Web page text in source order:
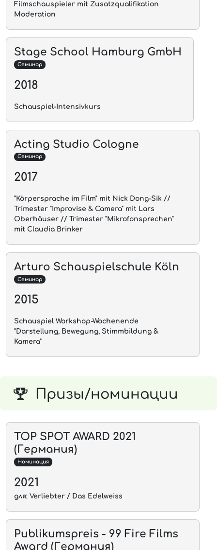
Filmschauspieler mit Zusatzqualifikation
Moderation
Stage School Hamburg GmbH
Семинар
2018
Schauspiel-Intensivkurs
Acting Studio Cologne
Семинар
2017
"Körpersprache im Film" mit Nick Dong-Sik //
Trimester "Improvise & Camera" mit Lars
Oberhäuser // Trimester "Mikrofonsprechen"
mit Claudia Brinker
Arturo Schauspielschule Köln
Семинар
2015
Schauspiel Workshop-Wochenende
"Darstellung, Bewegung, Stimmbildung &
Kamera"
Призы/номинации
TOP SPOT AWARD 2021
(Германия)
Номинация
2021
для: Verliebter / Das Edelweiss
Publikumspreis - 99 Fire Films
Award (Германия)